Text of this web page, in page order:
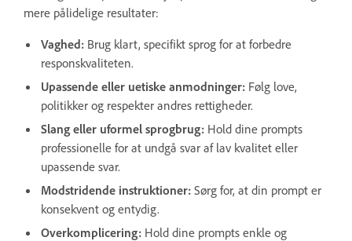
mere pålidelige resultater:
Vaghed: Brug klart, specifikt sprog for at forbedre
responskvaliteten.
Upassende eller uetiske anmodninger: Følg love,
politikker og respekter andres rettigheder.
Slang eller uformel sprogbrug: Hold dine prompts
professionelle for at undgå svar af lav kvalitet eller
upassende svar.
Modstridende instruktioner: Sørg for, at din prompt er
konsekvent og entydig.
Overkomplicering: Hold dine prompts enkle og